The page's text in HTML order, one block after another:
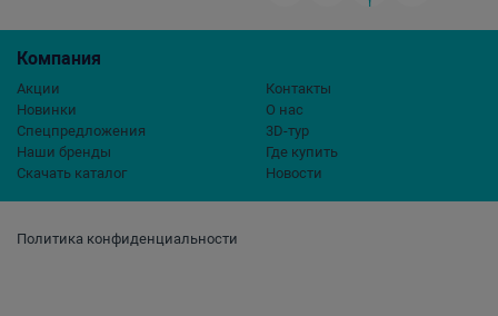
Политика конфиденциальности
Компания
Акции
Новинки
Спецпредложения
Наши бренды
Скачать каталог
Контакты
О нас
3D-тур
Где купить
Новости